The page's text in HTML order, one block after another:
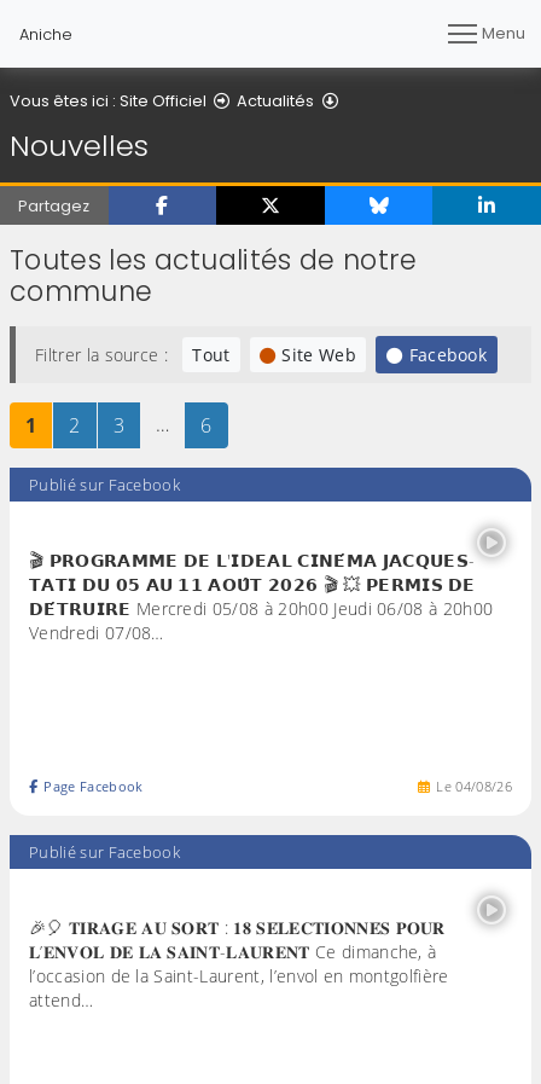
Aniche Menu
Vous êtes ici : Site Officiel Actualités
Nouvelles
Partagez
Toutes les actualités de notre
commune
Filtrer la source : Tout Site Web Facebook
Page
1 sur 6Page
2 sur 6Page
3sur 6
… Page
6sur 6
Publié sur Facebook
🎬 𝗣𝗥𝗢𝗚𝗥𝗔𝗠𝗠𝗘 𝗗𝗘 𝗟'𝗜𝗗𝗘𝗔𝗟 𝗖𝗜𝗡𝗘́𝗠𝗔 𝗝𝗔𝗖𝗤𝗨𝗘𝗦-
𝗧𝗔𝗧𝗜 𝗗𝗨 𝟬𝟱 𝗔𝗨 𝟭𝟭 𝗔𝗢𝗨̂𝗧 𝟮𝟬𝟮𝟲 🎬 💥 𝗣𝗘𝗥𝗠𝗜𝗦 𝗗𝗘
𝗗𝗘́𝗧𝗥𝗨𝗜𝗥𝗘 Mercredi 05/08 à 20h00 Jeudi 06/08 à 20h00
Vendredi 07/08…
Le04/08/26
Page Facebook
Publié sur Facebook
🎉🎈 𝐓𝐈𝐑𝐀𝐆𝐄 𝐀𝐔 𝐒𝐎𝐑𝐓 : 𝟏𝟖 𝐒𝐄́𝐋𝐄𝐂𝐓𝐈𝐎𝐍𝐍𝐄́𝐒 𝐏𝐎𝐔𝐑
𝐋’𝐄𝐍𝐕𝐎𝐋 𝐃𝐄 𝐋𝐀 𝐒𝐀𝐈𝐍𝐓-𝐋𝐀𝐔𝐑𝐄𝐍𝐓 Ce dimanche, à
l’occasion de la Saint-Laurent, l’envol en montgolfière
attend…